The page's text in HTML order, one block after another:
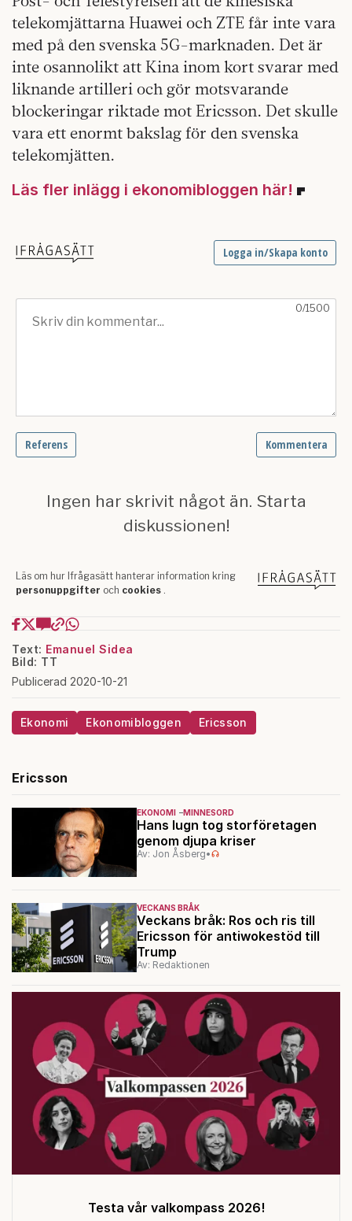
telekomjättarna Huawei och ZTE får inte vara
med på den svenska 5G-marknaden. Det är
inte osannolikt att Kina inom kort svarar med
liknande artilleri och gör motsvarande
blockeringar riktade mot Ericsson. Det skulle
vara ett enormt bakslag för den svenska
telekomjätten.
Läs fler inlägg i ekonomibloggen här!
Text: Emanuel Sidea
Bild: TT
Publicerad 2020-10-21
Ekonomi Ekonomibloggen Ericsson
Ericsson
EKONOMI MINNESORD
Hans lugn tog storföretagen
genom djupa kriser
Av: Jon Åsberg•
VECKANS BRÅK
Veckans bråk: Ros och ris till
Ericsson för antiwokestöd till
Trump
Av: Redaktionen
Testa vår valkompass 2026!